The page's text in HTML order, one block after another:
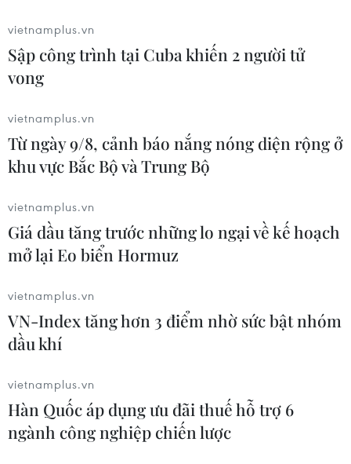
Gợi mở hướng phát triển bền vững cho Hải Phòng, Thủ
tướng nhấn mạnh Hải Phòng phải là một trong những
thành phố đi đầu trong nền kinh tế số của Việt Nam.
TIN CÙNG CHUYÊN MỤC
66 đoàn võ thuật lần đầu tiên
hội tụ tại Festival Võ thuật quốc tế Hà
08/08/2026 02:26
Khai mạc Lễ hội Việt Nam - Hàn
07/08/2026 15:03
dội, Áo dài - Hanbok 'khoe sắc' bên
sông Hàn
07/08/2026 04:39
vietnamplus.vn
Sập công trình tại Cuba khiến 2 người tử
vong
vietnamplus.vn
Từ ngày 9/8, cảnh báo nắng nóng diện rộng ở
khu vực Bắc Bộ và Trung Bộ
vietnamplus.vn
Giá dầu tăng trước những lo ngại về kế hoạch
mở lại Eo biển Hormuz
vietnamplus.vn
VN-Index tăng hơn 3 điểm nhờ sức bật nhóm
dầu khí
vietnamplus.vn
Hàn Quốc áp dụng ưu đãi thuế hỗ trợ 6
ngành công nghiệp chiến lược